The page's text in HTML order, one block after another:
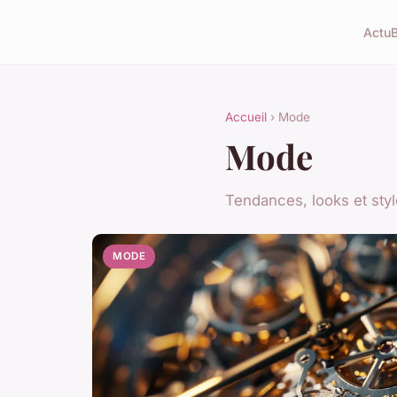
Actu
Accueil › Mode
Mode
Tendances, looks et
MODE